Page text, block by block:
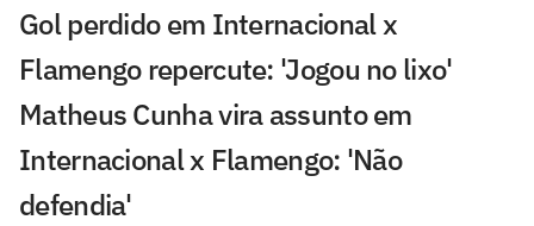
Gol perdido em Internacional x
Flamengo repercute: 'Jogou no lixo'
Matheus Cunha vira assunto em
Internacional x Flamengo: 'Não
defendia'